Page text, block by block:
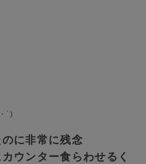
´)
に非常に残念
ウンター食らわせるく